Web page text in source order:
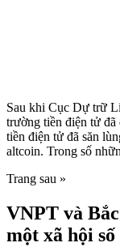
Sau khi Cục Dự trữ
trường tiền điện tử
tiền điện tử đã săn
altcoin. Trong số
Trang sau »
VNPT và
một xã hội